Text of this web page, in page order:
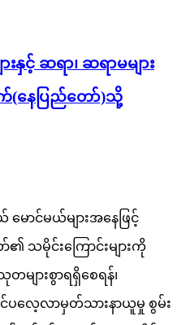
းနှင့် ဆရာ၊ ဆရာမများ
(နေပြည်တော်)သို့
ောင်မယ်များအနေဖြင့်
သမိုင်းကြောင်းများကို
ျားစွာရရှိစေရန်၊
င်ပလေ့လာမှတ်သားနာယူမှု စွမ်း